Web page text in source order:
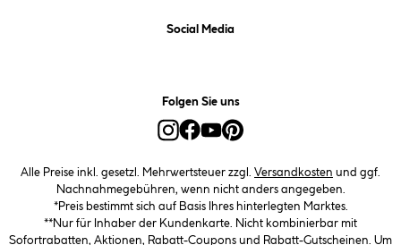
Social Media
Folgen Sie uns
Alle Preise inkl. gesetzl. Mehrwertsteuer zzgl. Versandkosten und ggf.
Nachnahmegebühren, wenn nicht anders angegeben.
*Preis bestimmt sich auf Basis Ihres hinterlegten Marktes.
**Nur für Inhaber der Kundenkarte. Nicht kombinierbar mit
Sofortrabatten, Aktionen, Rabatt-Coupons und Rabatt-Gutscheinen. Um